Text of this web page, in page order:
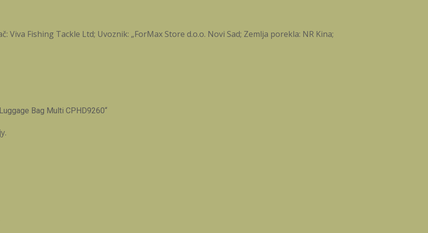
Viva Fishing Tackle Ltd; Uvoznik: „ForMax Store d.o.o. Novi Sad; Zemlja porekla: NR Kina;
Bag Multi CPHD9260“